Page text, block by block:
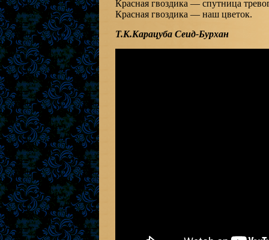
Красная гвоздика — спутница
Красная гвоздика — наш цветок.
Т.К.Карацуба Сеид-Бурхан